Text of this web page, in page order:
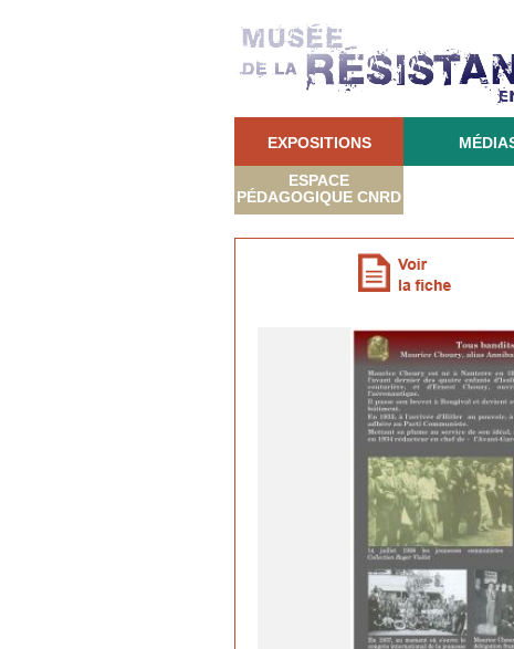
EXPOSITIONS
ESPACE
PÉDAGOGIQUE CNRD